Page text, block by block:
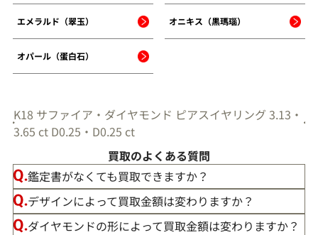
エメラルド（翠玉） オニキス（黒瑪瑙）
オパール（蛋白石）
K18 サファイア・ダイヤモンド ピアスイヤリング 3.13・
3.65 ct D0.25・D0.25 ct
買取のよくある質問
鑑定書がなくても買取できますか？
デザインによって買取金額は変わりますか？
ダイヤモンドの形によって買取金額は変わりますか？